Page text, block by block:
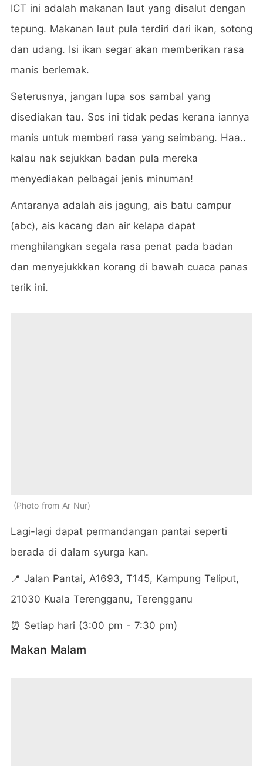
ICT ini adalah makanan laut yang disalut dengan
tepung. Makanan laut pula terdiri dari ikan, sotong
dan udang. Isi ikan segar akan memberikan rasa
manis berlemak.
Seterusnya, jangan lupa sos sambal yang
disediakan tau. Sos ini tidak pedas kerana iannya
manis untuk memberi rasa yang seimbang. Haa..
kalau nak sejukkan badan pula mereka
menyediakan pelbagai jenis minuman!
Antaranya adalah ais jagung, ais batu campur
(abc), ais kacang dan air kelapa dapat
menghilangkan segala rasa penat pada badan
dan menyejukkkan korang di bawah cuaca panas
terik ini.
Photo from Ar Nur
Lagi-lagi dapat permandangan pantai seperti
berada di dalam syurga kan.
📍 Jalan Pantai, A1693, T145, Kampung Teliput,
21030 Kuala Terengganu, Terengganu
⏰ Setiap hari (3:00 pm - 7:30 pm)
Makan Malam